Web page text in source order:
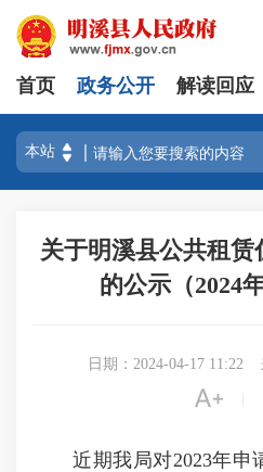
首页 政务公开 解读回应
关于明溪县公共租
的公示（2024
日期：2024-04-17 11:22

近期我局对2023年申